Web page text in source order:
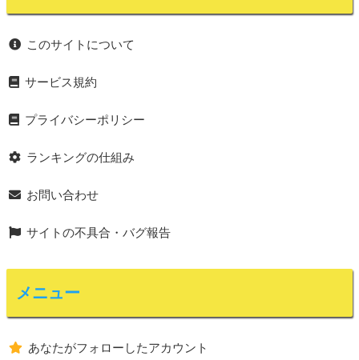
このサイトについて
サービス規約
プライバシーポリシー
ランキングの仕組み
お問い合わせ
サイトの不具合・バグ報告
メニュー
あなたがフォローしたアカウント